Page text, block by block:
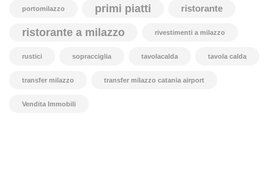
portomilazzo primi piatti ristorante
ristorante a milazzo rivestimenti a milazzo
rustici sopracciglia tavolacalda tavola calda
transfer milazzo transfer milazzo catania airport
Vendita Immobili